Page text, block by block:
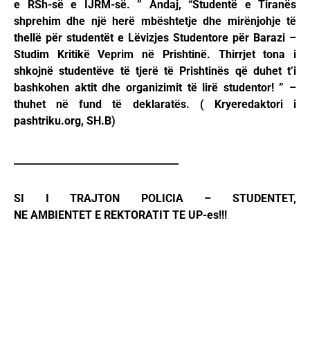
e RSh-së e IJRM-së. ” Andaj, “Studentë e Tiranës
shprehim dhe një herë mbështetje dhe mirënjohje të
thellë për studentët e Lëvizjes Studentore për Barazi –
Studim Kritikë Veprim në Prishtinë. Thirrjet tona i
shkojnë studentëve të tjerë të Prishtinës që duhet t’i
bashkohen aktit dhe organizimit të lirë studentor! ” –
thuhet në fund të deklaratës. ( Kryeredaktori i
pashtriku.org, SH.B)
SI I TRAJTON POLICIA – STUDENTET,
NE AMBIENTET E REKTORATIT TE UP-es!!!